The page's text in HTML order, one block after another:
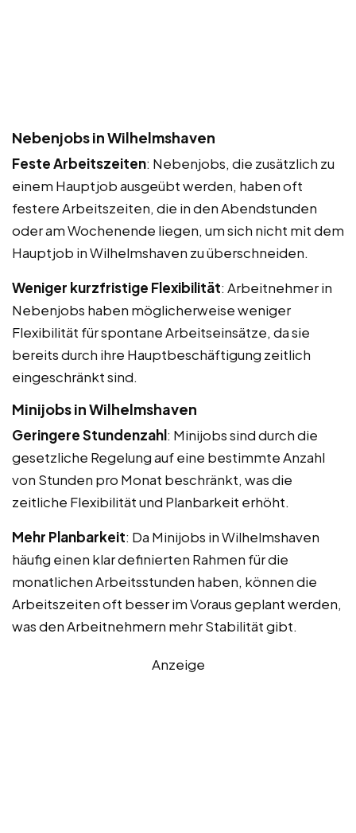
Nebenjobs in Wilhelmshaven
Feste Arbeitszeiten: Nebenjobs, die zusätzlich zu
einem Hauptjob ausgeübt werden, haben oft
festere Arbeitszeiten, die in den Abendstunden
oder am Wochenende liegen, um sich nicht mit dem
Hauptjob in Wilhelmshaven zu überschneiden.
Weniger kurzfristige Flexibilität: Arbeitnehmer in
Nebenjobs haben möglicherweise weniger
Flexibilität für spontane Arbeitseinsätze, da sie
bereits durch ihre Hauptbeschäftigung zeitlich
eingeschränkt sind.
Minijobs in Wilhelmshaven
Geringere Stundenzahl: Minijobs sind durch die
gesetzliche Regelung auf eine bestimmte Anzahl
von Stunden pro Monat beschränkt, was die
zeitliche Flexibilität und Planbarkeit erhöht.
Mehr Planbarkeit: Da Minijobs in Wilhelmshaven
häufig einen klar definierten Rahmen für die
monatlichen Arbeitsstunden haben, können die
Arbeitszeiten oft besser im Voraus geplant werden,
was den Arbeitnehmern mehr Stabilität gibt.
Anzeige